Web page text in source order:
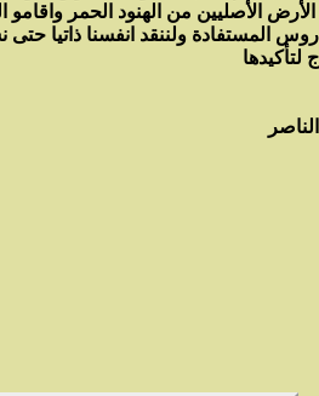
المستفادة ولننقد انفسنا ذاتيا
لتأكيدها